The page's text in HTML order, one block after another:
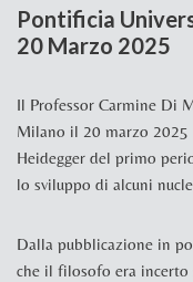
Pontificia
20 Marzo 2025
Il Professor Carmine Di
Milano il 20 marzo 2025
Heidegger del primo
lo sviluppo di alcuni
Dalla pubblicazione in
che il filosofo era incerto